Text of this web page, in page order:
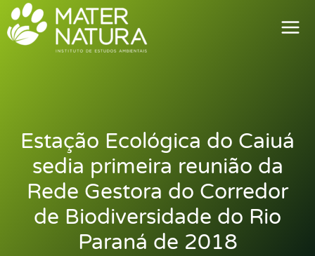
para
Estação Ecológica do Caiuá
sedia primeira reunião da
Rede Gestora do Corredor
de Biodiversidade do Rio
Paraná de 2018